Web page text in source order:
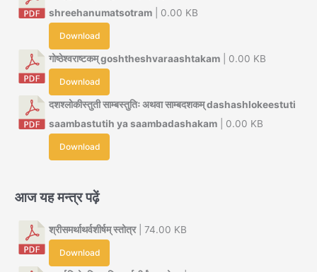
shreehanumatsotram | 0.00 KB
Download
गोष्ठेश्वराष्टकम् goshtheshvaraashtakam | 0.00 KB
Download
दशश्लोकीस्तुती साम्बस्तुतिः अथवा साम्बदशकम् dashashlokeestuti
saambastutih ya saambadashakam | 0.00 KB
Download
आज यह मन्त्र पढ़ें
श्रीसमर्थाथर्वशीर्षम् स्तोत्र| 74.00 KB
Download